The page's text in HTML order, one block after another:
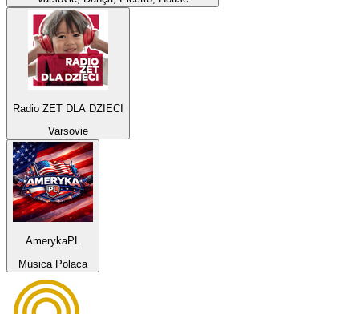
Radio ZET DLA DZIECI
Varsovie
AmerykaPL
Música Polaca